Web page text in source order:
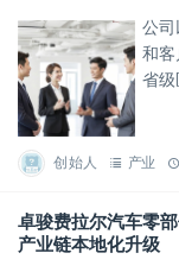
公
和
省级
创始人 产业
卓骏费拉尔汽车零
产业链本地化升级